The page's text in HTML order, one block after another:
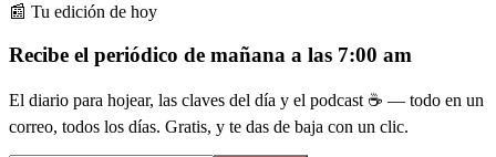
📰 Tu edición de hoy
Recibe el periódico de mañana a las 7:00 am
El diario para hojear, las claves del día y el podcast ☕ — todo en un
correo, todos los días. Gratis, y te das de baja con un clic.